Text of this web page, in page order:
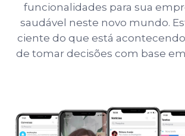
funcionalidades para sua
saudável neste novo mundo.
ciente do que está acontecendo
de tomar decisões com base